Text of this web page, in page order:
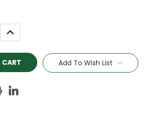
INCREASE
QUANTITY:
Add To Wish List